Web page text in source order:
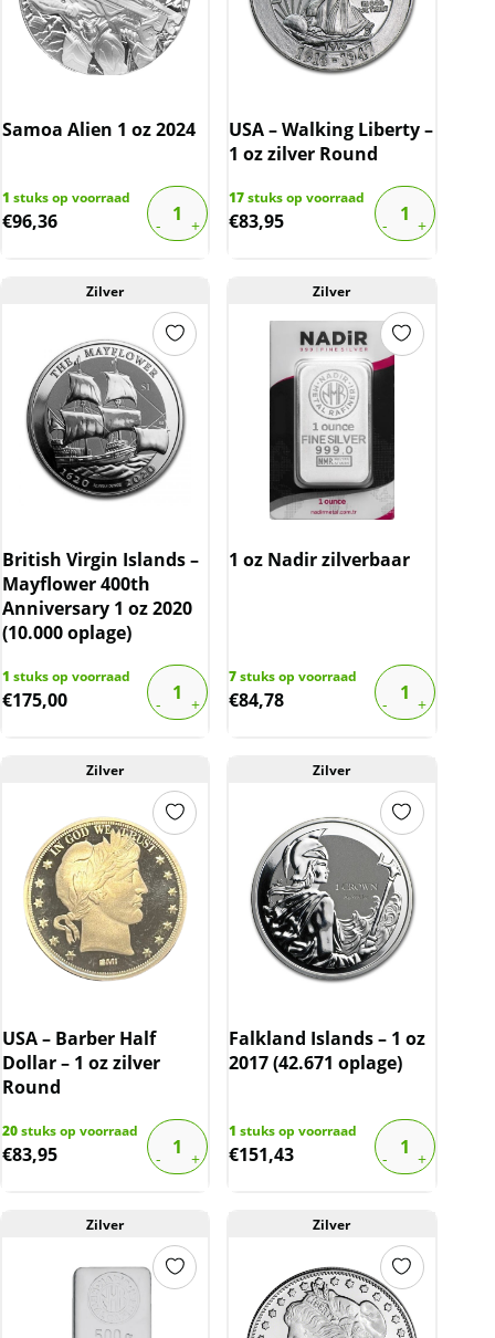
Samoa Alien 1 oz 2024
1 stuks op voorraad
€96,36
USA – Walking Liberty –
1 oz zilver Round
17stuks op voorraad
€83,95
Zilver
British Virgin Islands –
Mayflower 400th
Anniversary 1 oz 2020
(10.000 oplage)
1 stuks op voorraad
€175,00
Zilver
1 oz Nadir zilverbaar
7stuks op voorraad
€84,78
Zilver
USA – Barber Half
Dollar – 1 oz zilver
Round
20stuks op voorraad
€83,95
Zilver
Falkland Islands – 1 oz
2017 (42.671 oplage)
1 stuks op voorraad
€151,43
Zilver Zilver